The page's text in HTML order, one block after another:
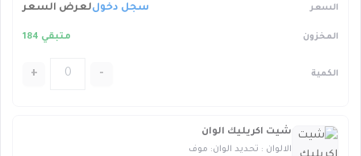
سجل دخوللعرض السعر
متبقي 184
-
+
شيت اكريليك الوان
الالوان : تحديد الوان: موف